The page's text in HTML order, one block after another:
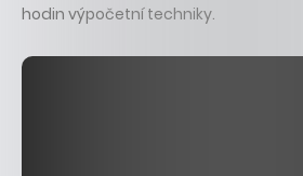
hodin výpočetní techniky.